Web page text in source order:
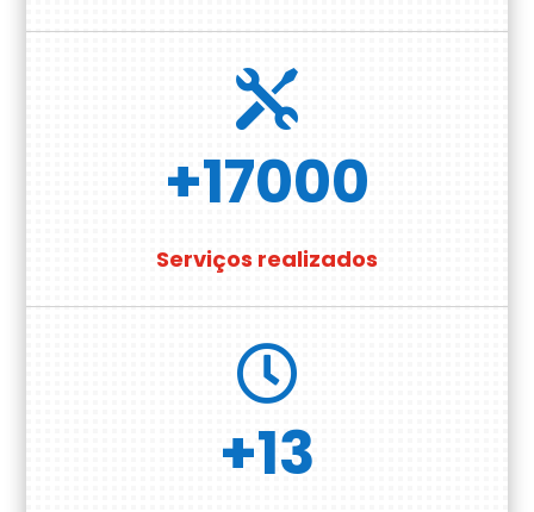

+17000
Serviços realizados

+13